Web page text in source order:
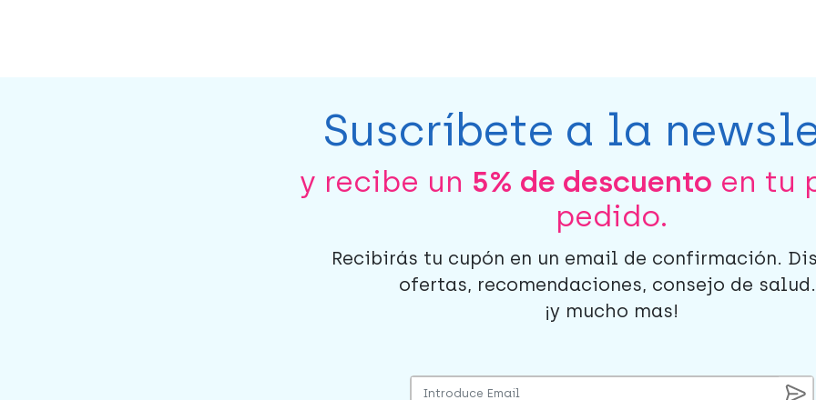
Suscríbete a la
y recibe un 5% de descuento en tu
pedido.
Recibirás tu cupón en un email de confirmación.
ofertas, recomendaciones, consejo de
¡y mucho mas!